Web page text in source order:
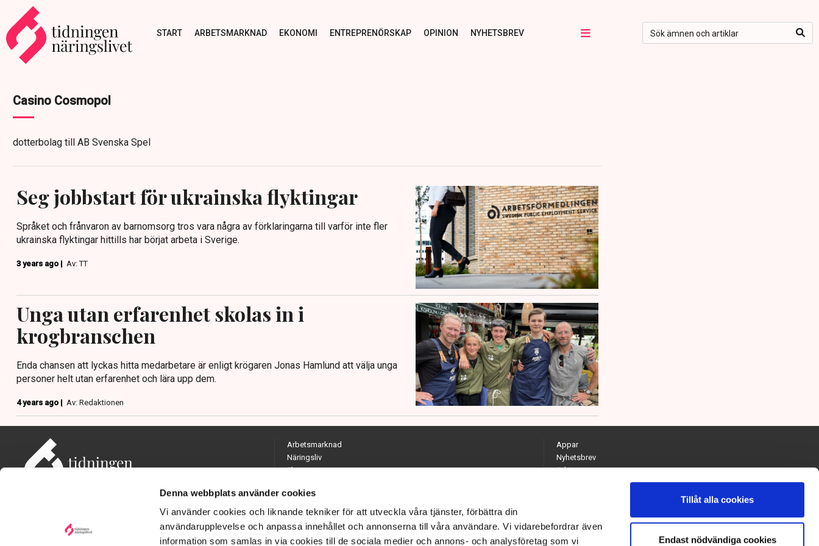
Denna webbplats använder cookies
Vi använder cookies och liknande tekniker för att utveckla våra tjänster, förbättra din
användarupplevelse och anpassa innehållet och annonserna till våra användare. Vi vidarebefordrar även
information som samlas in via cookies till de sociala medier och annons- och analysföretag som vi
Tillåt alla cookies
Endast nödvändiga cookies
START ARBETSMARKNAD EKONOMI ENTREPRENÖRSKAP OPINION NYHETSBREV
Casino Cosmopol
dotterbolag till AB Svenska Spel
Seg jobbstart för ukrainska flyktingar
Språket och frånvaron av barnomsorg tros vara några av förklaringarna till varför inte fler
ukrainska flyktingar hittills har börjat arbeta i Sverige.
3 years ago | Av: TT
Unga utan erfarenhet skolas in i
krogbranschen
Enda chansen att lyckas hitta medarbetare är enligt krögaren Jonas Hamlund att välja unga
personer helt utan erfarenhet och lära upp dem.
4 years ago | Av: Redaktionen
Adress: Tidningen Näringslivet, 114 82 Stockholm
Arbetsmarknad
Näringsliv
Ekonomi
Opinion
Hållbarhet
Utrikes
Appar
Nyhetsbrev
Arkiv
Kontakta redaktionen
Chefredaktör och ansvarig utgivare: